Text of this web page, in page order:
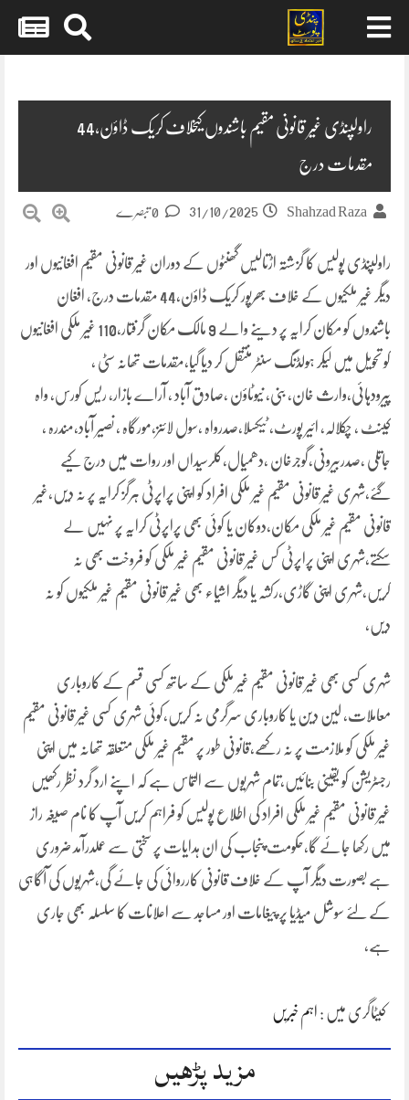
راولپنڈی غیر قانونی مقیم باشندوں کیخلاف کریک ڈاؤن،44
مقدمات درج
Shahzad Raza
31/10/2025
راولپنڈی پولیس کا گزشتہ اڑتالیس گھنٹوں کے دوران غیر قانونی مقیم افغانیوں اور
دیگر غیر ملکیوں کے خلاف بھرپور کریک ڈاؤن،44 مقدمات درج، افغان
باشندوں کو مکان کرایہ پر دینے والے 9 مالک مکان گرفتار،110 غیر ملکی افغانیوں
کو تحویل میں لیکر ہولڈنگ سنٹر منتقل کر دیا گیا،مقدمات تھانہ سٹی ،
پیرودہائی،وارث خان، بنی، نیوٹاؤن ،صادق آباد ، آراے بازار، ریس کورس، واہ
کینٹ ، چکلالہ، ائیر پورٹ، ٹیکسلا،صدرواہ ،سول لائنز،مورگاہ ، نصیر آباد،مندرہ ،
جاتلی ،صدربیرونی،گوجرخان ،دھمیال،کلرسیداں اور روات میں درج کیے
گئے،شہری غیر قانونی مقیم غیر ملکی افراد کو اپنی پراپرٹی ہرگز کرایہ پر نہ دیں،غیر
قانونی مقیم غیر ملکی مکان،دوکان یا کوئی بھی پراپرٹی کرایہ پر نہیں لے
سکتے،شہری اپنی پراپرٹی کس غیر قانونی مقیم غیر ملکی کو فروخت بھی نہ
کریں،شہری اپنی گاڑی،رکشہ یا دیگر اشیاء بھی غیر قانونی مقیم غیر ملکیوں کو نہ
دیں،
شہری کسی بھی غیر قانونی مقیم غیر ملکی کے ساتھ کسی قسم کے کاروباری
معاملات، لین دین یا کاروباری سرگرمی نہ کریں،کوئی شہری کسی غیر قانونی مقیم
غیر ملکی کو ملازمت پر نہ رکھے،قانونی طور پر مقیم غیر ملکی متعلقہ تھانہ میں اپنی
رجسٹریشن کو یقینی بنائیں،تمام شہریوں سے التماس ہے کہ اپنے ارد گرد نظر رکھیں
غیر قانونی مقیم غیر ملکی افراد کی اطلاع پولیس کو فراہم کریں آپ کا نام صیغہ راز
میں رکھا جائے گا،حکومت پنجاب کی ان ہدایات پر سختی سے عملدرآمد ضروری
ہے بصورت دیگر آپ کے خلاف قانونی کارروائی کی جائے گی,شہریوں کی آگاہی
کے لئے سوشل میڈیا پر پیغامات اور مساجد سے اعلانات کا سلسلہ بھی جاری
ہے،
کیٹاگری میں : اہم خبریں
مزید پڑھیں